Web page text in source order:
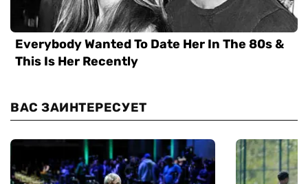
ВАС ЗАИНТЕРЕСУЕТ